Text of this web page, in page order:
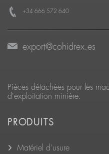
+34 666 572 640
export@cohidrex.es
Pièces détachées pour les
d'exploitation minière.
PRODUITS
Matériel d'usure